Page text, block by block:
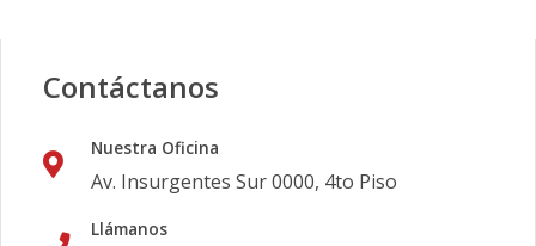
Contáctanos
Nuestra Oficina
Av. Insurgentes Sur 0000, 4to Piso
Llámanos